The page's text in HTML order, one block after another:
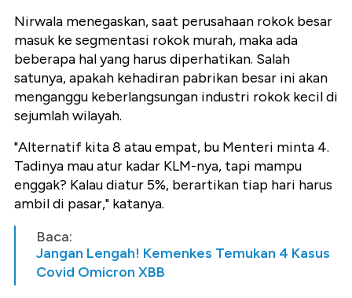
Nirwala menegaskan, saat perusahaan rokok besar
masuk ke segmentasi rokok murah, maka ada
beberapa hal yang harus diperhatikan. Salah
satunya, apakah kehadiran pabrikan besar ini akan
menganggu keberlangsungan industri rokok kecil di
sejumlah wilayah.
"Alternatif kita 8 atau empat, bu Menteri minta 4.
Tadinya mau atur kadar KLM-nya, tapi mampu
enggak? Kalau diatur 5%, berartikan tiap hari harus
ambil di pasar," katanya.
Baca:
Jangan Lengah! Kemenkes Temukan 4 Kasus
Covid Omicron XBB